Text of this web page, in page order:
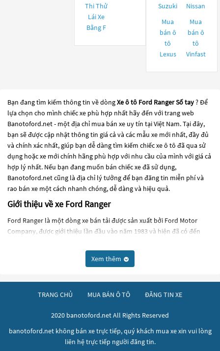
Thi Thử
Lái Xe
Bằng F
Suzuki
Nissan
Mua
bán ô
tô
Lexus
Mua
bán ô
tô
Vinfast
Bạn đang tìm kiếm thông tin về dòngXe ô tô Ford Ranger Số tay? Để
lựa chọn cho mình chiếc xe phù hợp nhất hãy đến với trang web
Banotoford.net - một địa chỉ mua bán xe uy tín tại Việt Nam. Tại đây,
bạn sẽ được cập nhật thông tin giá cả và các mẫu xe mới nhất, đầy đủ
và chính xác nhất, giúp bạn dễ dàng tìm kiếm chiếc xe ô tô đã qua sử
dụng hoặc xe mới chính hãng phù hợp với nhu cầu của mình với giá cả
hợp lý nhất. Nếu bạn đang muốn bán chiếc xe đã sử dụng,
Banotoford.net cũng là địa chỉ lý tưởng để bạn đăng tin miễn phí và
rao bán xe một cách nhanh chóng, dễ dàng và hiệu quả.
Giới thiệu về xe Ford Ranger
Ford Ranger là một dòng xe bán tải được sản xuất bởi Ford Motor
Company, được giới thiệu lần đầu vào năm 1983 và hiện đã có đến
vận chuyển hàng hóa và sử dụng đường xá khó khăn.
Về thiết kế, Ford Ranger có kích thước nhỏ gọn hơn các dòng xe bán
được 4-5 hành khách và mang đến khả năng vận chuyển hàng hóa
phó với địa hình khó khăn.
Ford Ranger được trang bị động cơ EcoBoost 2.3L 4 xi-lanh cho công
suất tối đa 270 mã lực và mô-men xoắn cực đại 420 Nm. Hộp số được
Xem thêm
TRANG CHỦ MUA BÁN Ô TÔ ĐĂNG TIN XE
2020 banotoford.net All Rights Reserved
banotoford.net không bán xe trực tiếp, quý khách mua xe xin vui lòng
liên hệ trực tiếp người đăng tin.